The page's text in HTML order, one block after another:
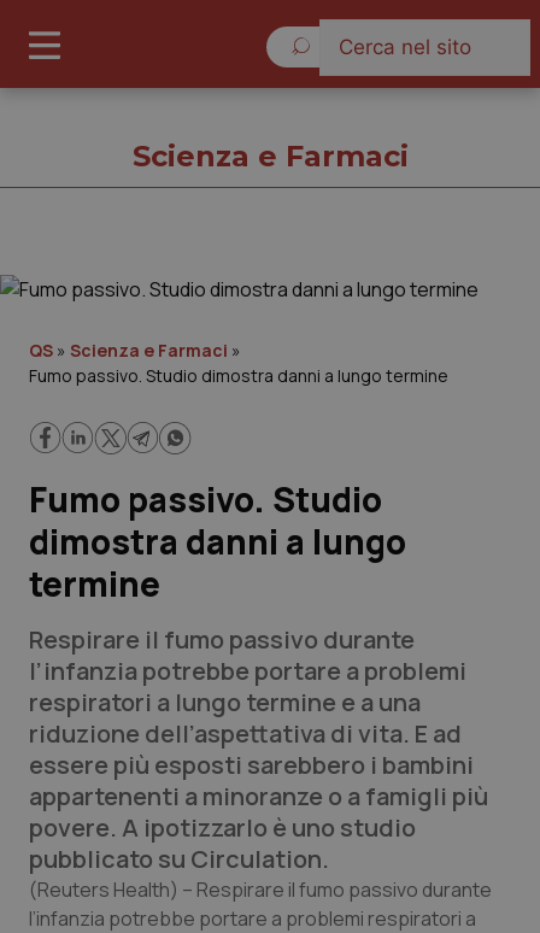
Cronache
Lavoro e Professioni
Scienza e Farmaci
Studi e Analisi
Lettere al direttore
Edizioni Regionali
QS Pro
Professionisti Sanitari.AI
Scienza e Farmaci
QS » Scienza e Farmaci »
Fumo passivo. Studio dimostra danni a lungo termine
Fumo passivo. Studio
dimostra danni a lungo
termine
Respirare il fumo passivo durante
l’infanzia potrebbe portare a problemi
respiratori a lungo termine e a una
riduzione dell’aspettativa di vita. E ad
essere più esposti sarebbero i bambini
appartenenti a minoranze o a famigli più
povere. A ipotizzarlo è uno studio
pubblicato su Circulation.
(Reuters Health) – Respirare il fumo passivo durante
l’infanzia potrebbe portare a problemi respiratori a